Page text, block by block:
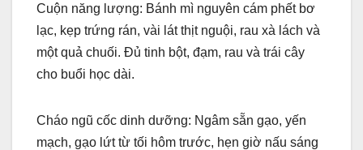
Cuộn năng lượng: Bánh mì nguyên cám phết bơ
lạc, kẹp trứng rán, vài lát thịt nguội, rau xà lách và
một quả chuối. Đủ tinh bột, đạm, rau và trái cây
cho buổi học dài.
Cháo ngũ cốc dinh dưỡng: Ngâm sẵn gạo, yến
mạch, gạo lứt từ tối hôm trước, hẹn giờ nấu sáng